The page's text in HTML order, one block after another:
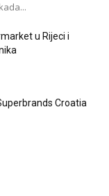
u Rijeci i
Croatia